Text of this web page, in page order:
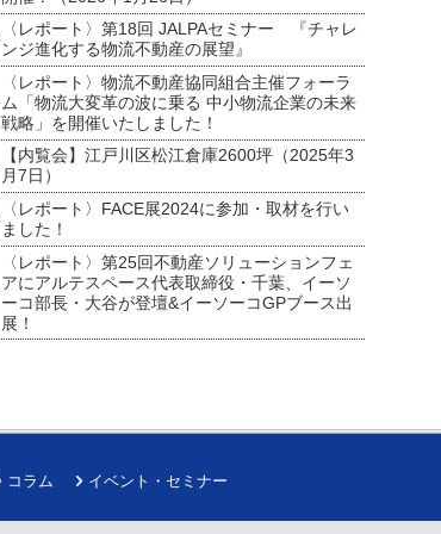
〈レポート〉第18回 JALPAセミナー 『チャレ
ンジ進化する物流不動産の展望』
〈レポート〉物流不動産協同組合主催フォーラ
ム「物流大変革の波に乗る 中小物流企業の未来
戦略」を開催いたしました！
【内覧会】江戸川区松江倉庫2600坪（2025年3
月7日）
〈レポート〉FACE展2024に参加・取材を行い
ました！
〈レポート〉第25回不動産ソリューションフェ
アにアルテスペース代表取締役・千葉、イーソ
ーコ部長・大谷が登壇&イーソーコGPブース出
展！
コラム イベント・セミナー